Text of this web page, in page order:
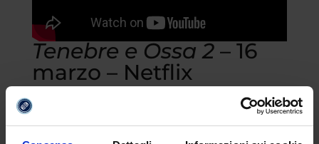
Tenebre e Ossa 2– 16
marzo – Netflix
Per gli amanti del
Tenebre e
bestseller mondiali di Leigh Bardugo, i